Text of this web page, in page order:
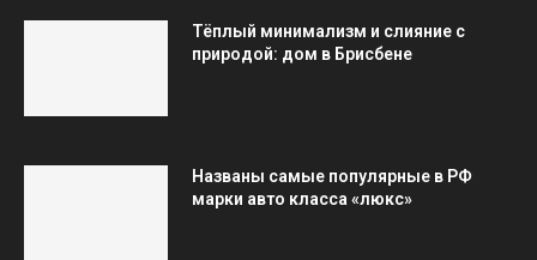
Тёплый минимализм и слияние с
природой: дом в Брисбене
Названы самые популярные в РФ
марки авто класса «люкс»